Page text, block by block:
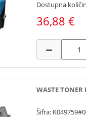
Dostupna
36,88 €
WASTE
Šifra: